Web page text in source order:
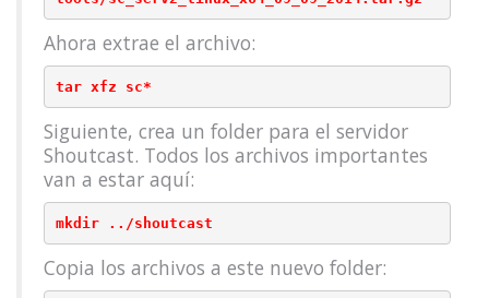
Ahora extrae el archivo:
Siguiente, crea un folder para el servidor
Shoutcast. Todos los archivos importantes
van a estar aquí:
Copia los archivos a este nuevo folder: